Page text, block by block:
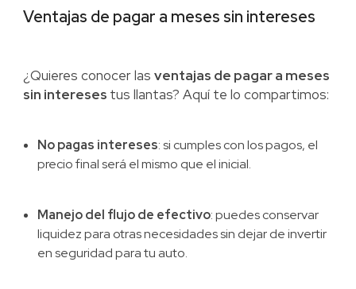
Ventajas de pagar a meses sin intereses
¿Quieres conocer las ventajas de pagar a meses
sin intereses tus llantas? Aquí te lo compartimos:
No pagas intereses: si cumples con los pagos, el
precio final será el mismo que el inicial.
Manejo del flujo de efectivo: puedes conservar
liquidez para otras necesidades sin dejar de invertir
en seguridad para tu auto.